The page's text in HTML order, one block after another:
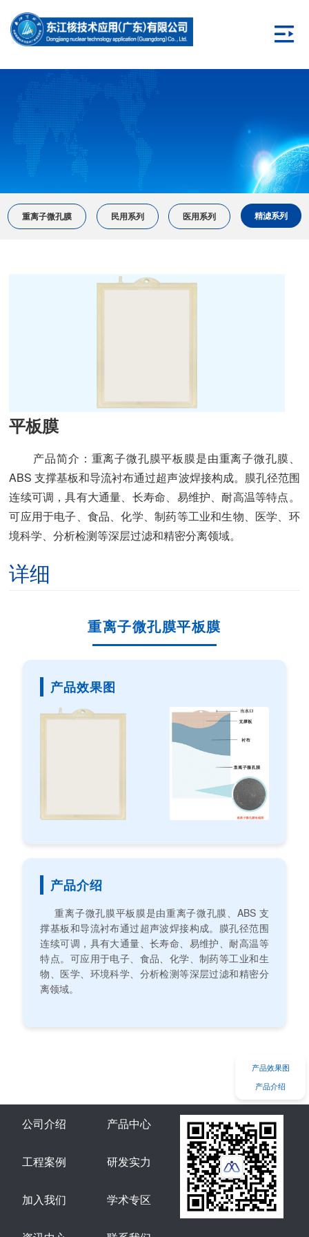
重离子微孔膜 民用系列 医用系列 精滤系列
平板膜
产品简介：重离子微孔膜平板膜是由重离子微孔膜、
ABS 支撑基板和导流衬布通过超声波焊接构成。膜孔径范围
连续可调，具有大通量、长寿命、易维护、耐高温等特点。
可应用于电子、食品、化学、制药等工业和生物、医学、环
境科学、分析检测等深层过滤和精密分离领域。
详细
产品效果图
产品介绍
重离子微孔膜平板膜
产品效果图
产品介绍
重离子微孔膜平板膜是由重离子微孔膜、ABS 支
撑基板和导流衬布通过超声波焊接构成。膜孔径范围
连续可调，具有大通量、长寿命、易维护、耐高温等
特点。可应用于电子、食品、化学、制药等工业和生
物、医学、环境科学、分析检测等深层过滤和精密分
离领域。
公司介绍 产品中心
工程案例 研发实力
加入我们 学术专区